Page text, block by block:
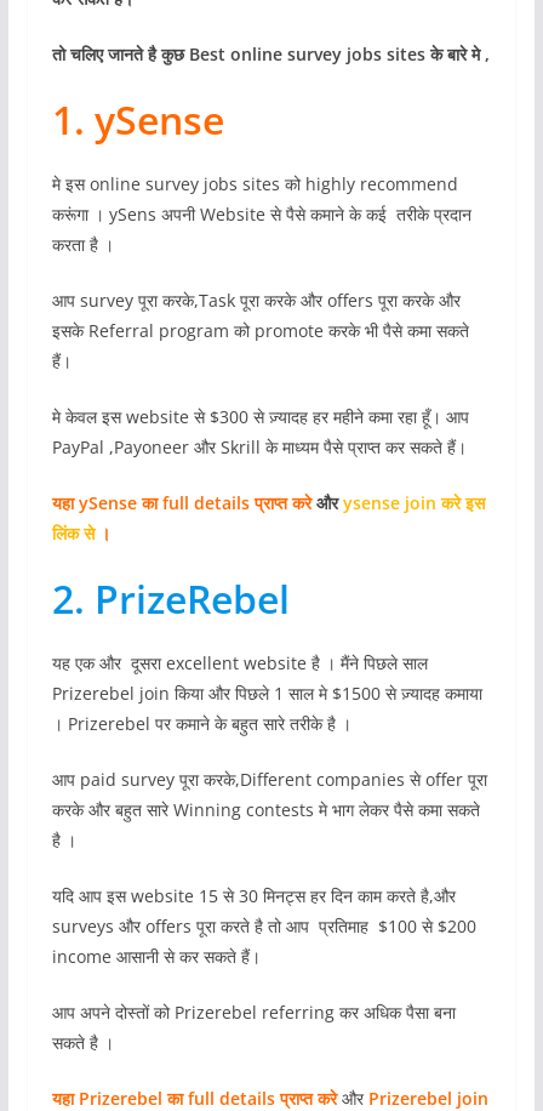
तो चलिए जानते है कुछ Best online survey jobs sites के बारे मे ,
1. ySense
मे इस online survey jobs sites को highly recommend
करूंगा । ySens अपनी Website से पैसे कमाने के कई तरीके प्रदान
करता है ।
आप survey पूरा करके,Task पूरा करके और offers पूरा करके और
इसके Referral program को promote करके भी पैसे कमा सकते
हैं।
मे केवल इस website से $300 से ज़्यादह हर महीने कमा रहा हूँ। आप
PayPal ,Payoneer और Skrill के माध्यम पैसे प्राप्त कर सकते हैं।
यहा ySense का full details प्राप्त करेऔर ysense join करे इस
लिंक से ।
2. PrizeRebel
यह एक और दूसरा excellent website है । मैंने पिछले साल
Prizerebel join किया और पिछले 1 साल मे $1500 से ज़्यादह कमाया
। Prizerebel पर कमाने के बहुत सारे तरीके है ।
आप paid survey पूरा करके,Different companies से offer पूरा
करके और बहुत सारे Winning contests मे भाग लेकर पैसे कमा सकते
है ।
यदि आप इस website 15 से 30 मिनट्स हर दिन काम करते है,और
surveys और offers पूरा करते है तो आप प्रतिमाह $100 से $200
income आसानी से कर सकते हैं।
आप अपने दोस्तों को Prizerebel referring कर अधिक पैसा बना
सकते है ।
यहा Prizerebel का full details प्राप्त करे और Prizerebel join